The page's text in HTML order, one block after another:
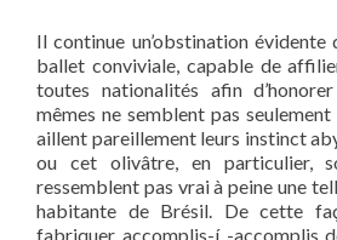
Il continue un’obstination
ballet conviviale, capable de
toutes nationalités afin
mêmes ne semblent pas
aillent pareillement leurs instinct
ou cet olivâtre, en particulier,
ressemblent pas vrai à peine une
habitante de Brésil. De cette
fabriquer accomplis-í -accomplis